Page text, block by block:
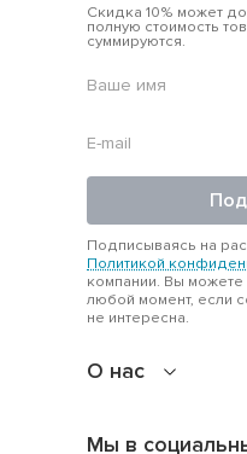
О нас
Скидка 10% может
полную стоимость
суммируются.
Подписываясь на
Политикой
компании. Вы можете
любой момент, если
не интересна.
Мы в